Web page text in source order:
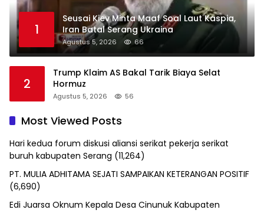
1
Seusai Kiev Minta Maaf Soal Laut Kaspia,
Iran Batal Serang Ukraina
Agustus 5, 2026 66
2
Trump Klaim AS Bakal Tarik Biaya Selat
Hormuz
Agustus 5, 2026 56
Most Viewed Posts
Hari kedua forum diskusi aliansi serikat pekerja serikat
buruh kabupaten Serang (11,264)
PT. MULIA ADHITAMA SEJATI SAMPAIKAN KETERANGAN POSITIF
(6,690)
Edi Juarsa Oknum Kepala Desa Cinunuk Kabupaten